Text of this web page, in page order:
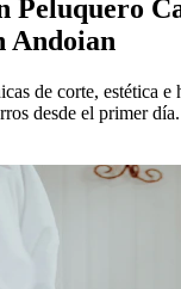
Peluquero
Andoian
de corte, estética e
desde el primer